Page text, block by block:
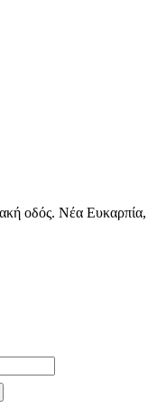
οδός. Νέα Ευκαρπία,